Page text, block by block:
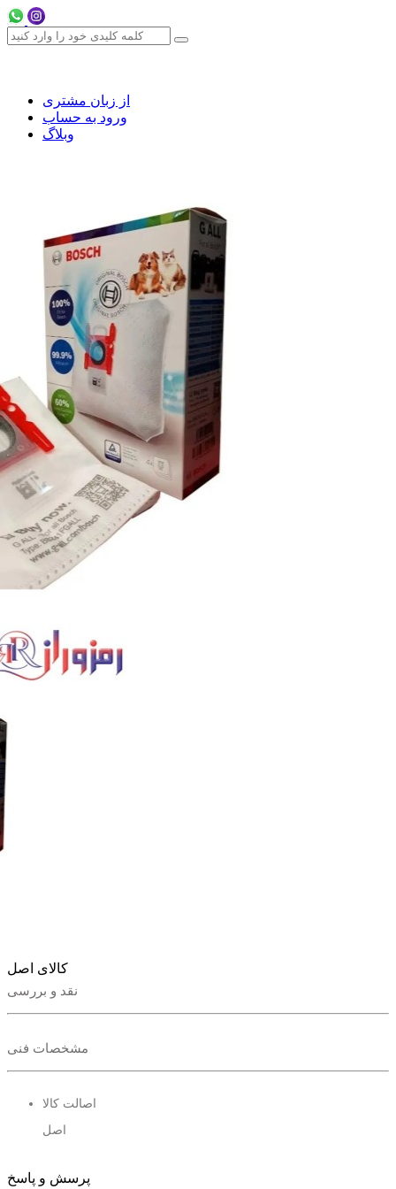
از زبان مشتری
ورود به حساب
وبلاگ
کالای اصل
نقد و بررسی
مشخصات فنی
اصالت کالا
اصل
پرسش و پاسخ